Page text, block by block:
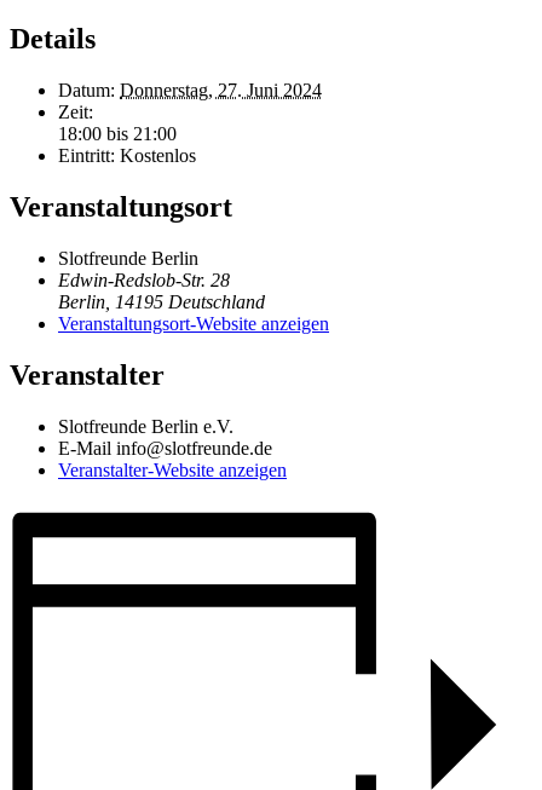
Details
Datum: Donnerstag, 27. Juni 2024
Zeit:
18:00 bis 21:00
Eintritt: Kostenlos
Veranstaltungsort
Slotfreunde Berlin
Edwin-Redslob-Str. 28
Berlin 14195 Deutschland
Veranstaltungsort-Website anzeigen
Veranstalter
Slotfreunde Berlin e.V.
E-Mail info@slotfreunde.de
Veranstalter-Website anzeigen